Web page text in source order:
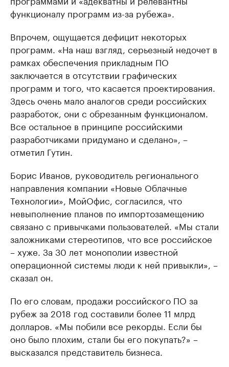
функционалу программ из-за рубежа».
Впрочем, ощущается дефицит некоторых
программ. «На наш взгляд, серьезный недочет в
рамках обеспечения прикладным ПО
заключается в отсутствии графических
программ и того, что касается проектирования.
Здесь очень мало аналогов среди российских
разработок, они с обрезанным функционалом.
Все остальное в принципе российскими
разработчиками придумано и сделано», –
отметил Гутин.
Борис Иванов, руководитель регионального
направления компании «Новые Облачные
Технологии», МойОфис, согласился, что
невыполнение планов по импортозамещению
связано с привычками пользователей. «Мы стали
заложниками стереотипов, что все российское
– хуже. За 30 лет монополии известной
операционной системы люди к ней привыкли», –
сказал он.
По его словам, продажи российского ПО за
рубеж за 2018 год составили более 11 млрд
долларов. «Мы побили все рекорды. Если бы
оно было плохим, стали бы его покупать?» –
высказался представитель бизнеса.